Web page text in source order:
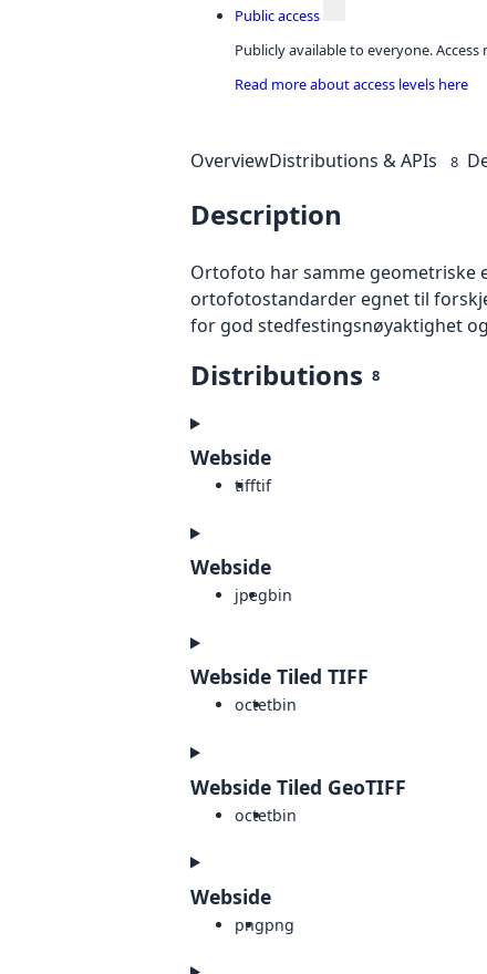
Public access
Publicly available to everyone.
Read more about access levels here
OverviewDistributions & APIs 8
Description
Ortofoto har samme geometriske
ortofotostandarder egnet til
for god stedfestingsnøyaktighet
Distributions 8
Webside
tifftif
Webside
jpegbin
Webside Tiled TIFF
octetbin
Webside Tiled GeoTIFF
octetbin
Webside
pngpng